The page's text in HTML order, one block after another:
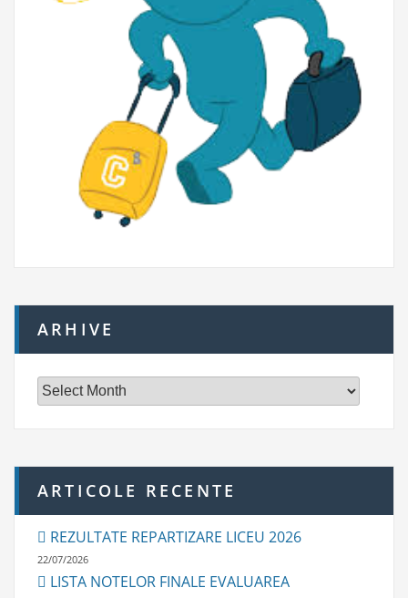
ARHIVE
e
ARTICOLE RECENTE
REZULTATE REPARTIZARE LICEU 2026
22/07/2026
LISTA NOTELOR FINALE EVALUAREA